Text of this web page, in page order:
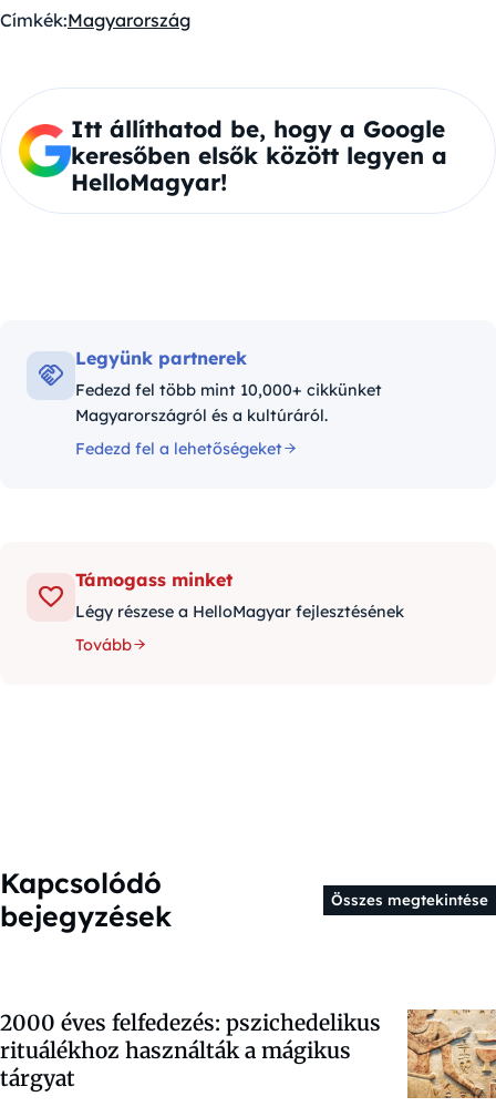
Címkék:Magyarország
Itt állíthatod be, hogy a Google
keresőben elsők között legyen a
HelloMagyar!
Legyünk partnerek
Fedezd fel több mint 10,000+ cikkünket
Magyarországról és a kultúráról.
Fedezd fel a lehetőségeket
Támogass minket
Légy részese a HelloMagyar fejlesztésének
Tovább
Kapcsolódó
bejegyzések
Összes megtekintése
2000 éves felfedezés: pszichedelikus
rituálékhoz használták a mágikus
tárgyat